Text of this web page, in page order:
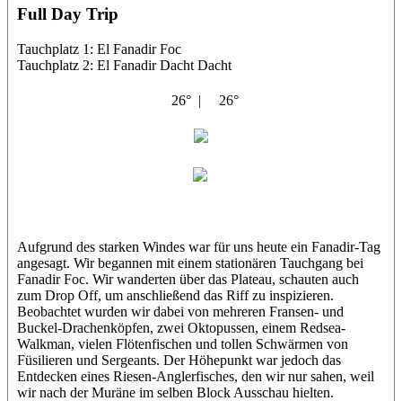
Full Day Trip
Tauchplatz 1: El Fanadir Foc
Tauchplatz 2: El Fanadir Dacht Dacht
26° | 26°
Aufgrund des starken Windes war für uns heute ein Fanadir-Tag
angesagt. Wir begannen mit einem stationären Tauchgang bei
Fanadir Foc. Wir wanderten über das Plateau, schauten auch
zum Drop Off, um anschließend das Riff zu inspizieren.
Beobachtet wurden wir dabei von mehreren Fransen- und
Buckel-Drachenköpfen, zwei Oktopussen, einem Redsea-
Walkman, vielen Flötenfischen und tollen Schwärmen von
Füsilieren und Sergeants. Der Höhepunkt war jedoch das
Entdecken eines Riesen-Anglerfisches, den wir nur sahen, weil
wir nach der Muräne im selben Block Ausschau hielten.